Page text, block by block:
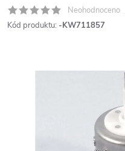
Neohodnoceno
Kód produktu: -KW711857